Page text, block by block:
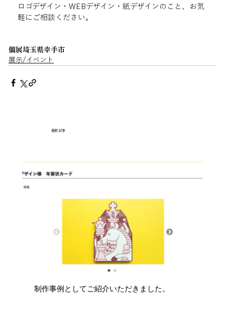
制作事例としてご紹介いただきました。
最新記事
ロゴデザイン・WEBデザイン・紙デザインのこと、お気
軽にご相談ください。
個展埼玉県幸手市
展示/イベント